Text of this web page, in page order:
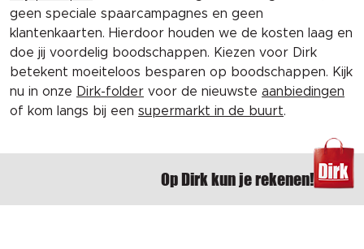
geen speciale spaarcampagnes en geen
klantenkaarten. Hierdoor houden we de kosten laag en
doe jij voordelig boodschappen. Kiezen voor Dirk
betekent moeiteloos besparen op boodschappen. Kijk
nu in onze Dirk-folder voor de nieuwste aanbiedingen
of kom langs bij een supermarkt in de buurt.
Op Dirk kun je rekenen!